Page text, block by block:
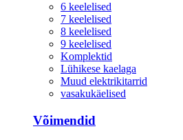
6 keelelised
7 keelelised
8 keelelised
9 keelelised
Komplektid
Lühikese kaelaga
Muud elektrikitarrid
vasakukäelised
Võimendid